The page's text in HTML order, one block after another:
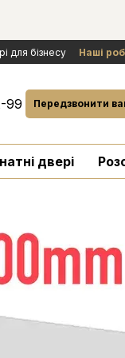
для бізнесу
Наші
Договір
99 Передзвонити
двері